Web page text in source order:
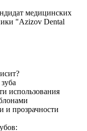
медицинских
"Azizov Dental
использования
и прозрачности